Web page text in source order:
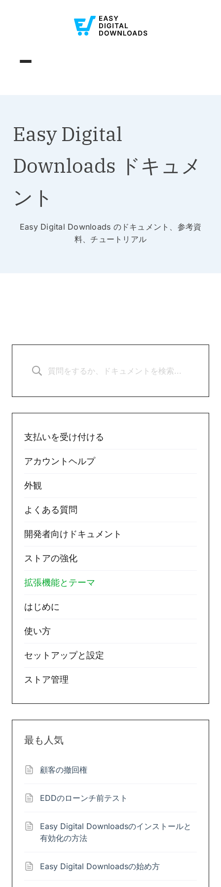
Easy Digital
Downloads ドキュメ
ント
Easy Digital Downloads のドキュメント、参考資
料、チュートリアル
支払いを受け付ける
アカウントヘルプ
外観
よくある質問
開発者向けドキュメント
ストアの強化
拡張機能とテーマ
はじめに
使い方
セットアップと設定
ストア管理
最も人気
顧客の撤回権
EDDのローンチ前テスト
Easy Digital Downloadsのインストールと
有効化の方法
Easy Digital Downloadsの始め方